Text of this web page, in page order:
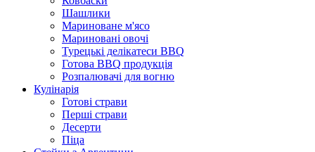
Шашлики
Мариноване м'ясо
Мариновані овочі
Турецькі делікатеси BBQ
Готова BBQ продукція
Розпалювачі для вогню
Кулінарія
Готові страви
Перші страви
Десерти
Піца